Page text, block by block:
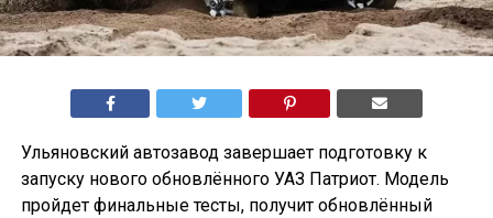
Ульяновский автозавод завершает подготовку к
запуску нового обновлённого УАЗ Патриот. Модель
пройдет финальные тесты, получит обновлённый